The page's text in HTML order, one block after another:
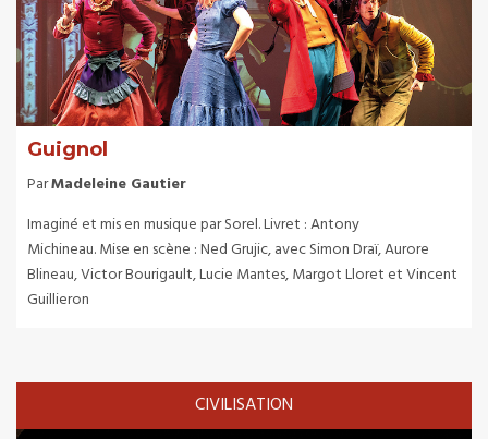
Guignol
ParMadeleine Gautier
Imaginé et mis en musique par Sorel. Livret : Antony
Michineau. Mise en scène : Ned Grujic, avec Simon Draï, Aurore
Blineau, Victor Bourigault, Lucie Mantes, Margot Lloret et Vincent
Guillieron
CIVILISATION